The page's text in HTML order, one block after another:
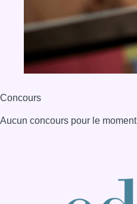
Concours
Aucun concours pour le moment